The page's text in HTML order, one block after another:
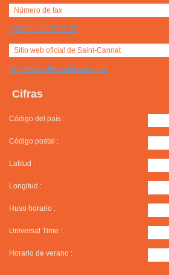
Número de fax
+(33) 04 42 57 27 22
Sitio web oficial de Saint-Cannat
http://www.ville-saint-cannat.fr/
Cifras
Código del país :
Código postal :
Latitud :
Longitud :
Huso horario :
Universal Time :
Horario de verano :